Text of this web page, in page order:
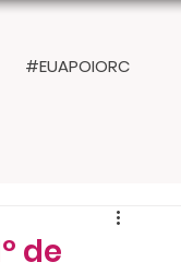
#EUAPOIORC
de